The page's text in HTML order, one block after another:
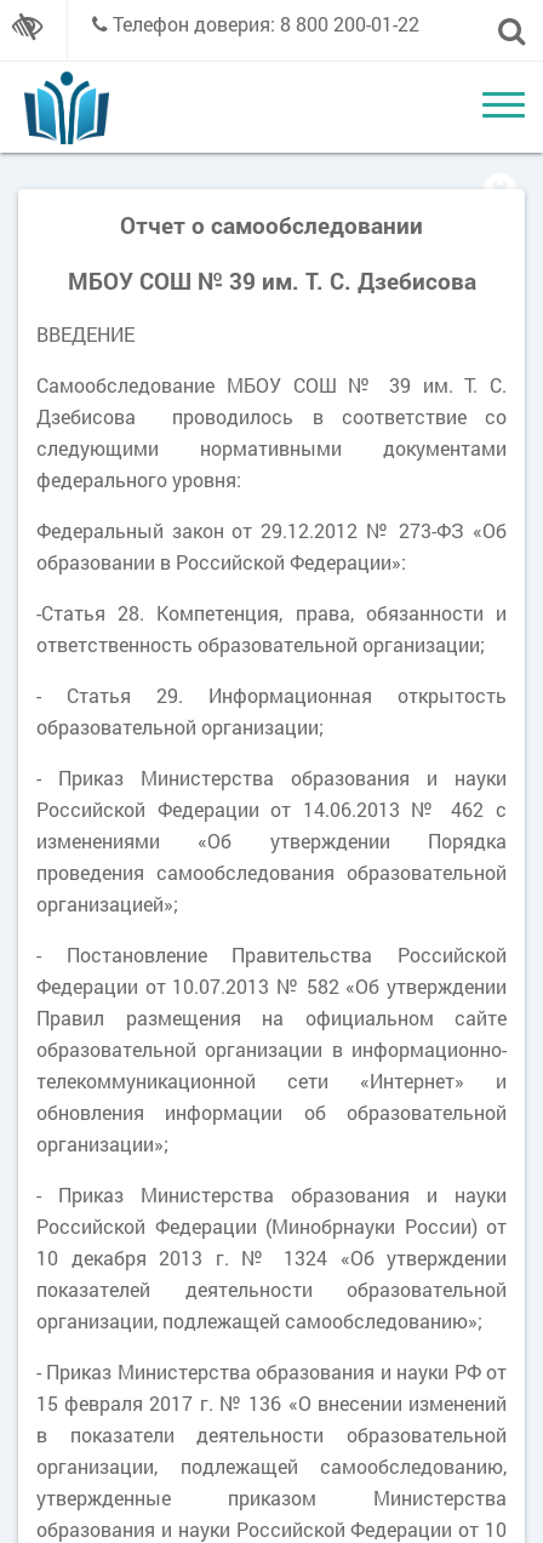
Телефон доверия: 8 800 200-01-22
Отчет о самообследовании
МБОУ СОШ № 39 им. Т. С. Дзебисова
ВВЕДЕНИЕ
Самообследование МБОУ СОШ № 39 им. Т. С.
Дзебисова проводилось в соответствие со
следующими нормативными документами
федерального уровня:
Федеральный закон от 29.12.2012 № 273-ФЗ «Об
образовании в Российской Федерации»:
-Статья 28. Компетенция, права, обязанности и
ответственность образовательной организации;
- Статья 29. Информационная открытость
образовательной организации;
- Приказ Министерства образования и науки
Российской Федерации от 14.06.2013 № 462 с
изменениями «Об утверждении Порядка
проведения самообследования образовательной
организацией»;
- Постановление Правительства Российской
Федерации от 10.07.2013 № 582 «Об утверждении
Правил размещения на официальном сайте
образовательной организации в информационно-
телекоммуникационной сети «Интернет» и
обновления информации об образовательной
организации»;
- Приказ Министерства образования и науки
Российской Федерации (Минобрнауки России) от
10 декабря 2013 г. № 1324 «Об утверждении
показателей деятельности образовательной
организации, подлежащей самообследованию»;
- Приказ Министерства образования и науки РФ от
15 февраля 2017 г. № 136 «О внесении изменений
в показатели деятельности образовательной
организации, подлежащей самообследованию,
утвержденные приказом Министерства
образования и науки Российской Федерации от 10